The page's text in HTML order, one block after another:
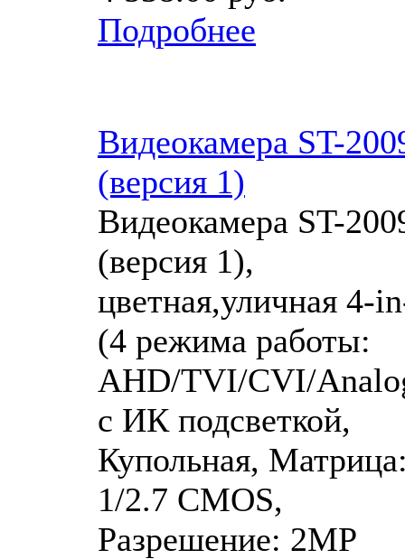
Подробнее
Видеокамера ST-
(версия 1)
Видеокамера ST-
(версия 1),
цветная,уличная 4-
(4 режима работы:
AHD/TVI/CVI/
с ИК подсветкой,
Купольная,
1/2.7 CMOS,
Разрешение: 2MP